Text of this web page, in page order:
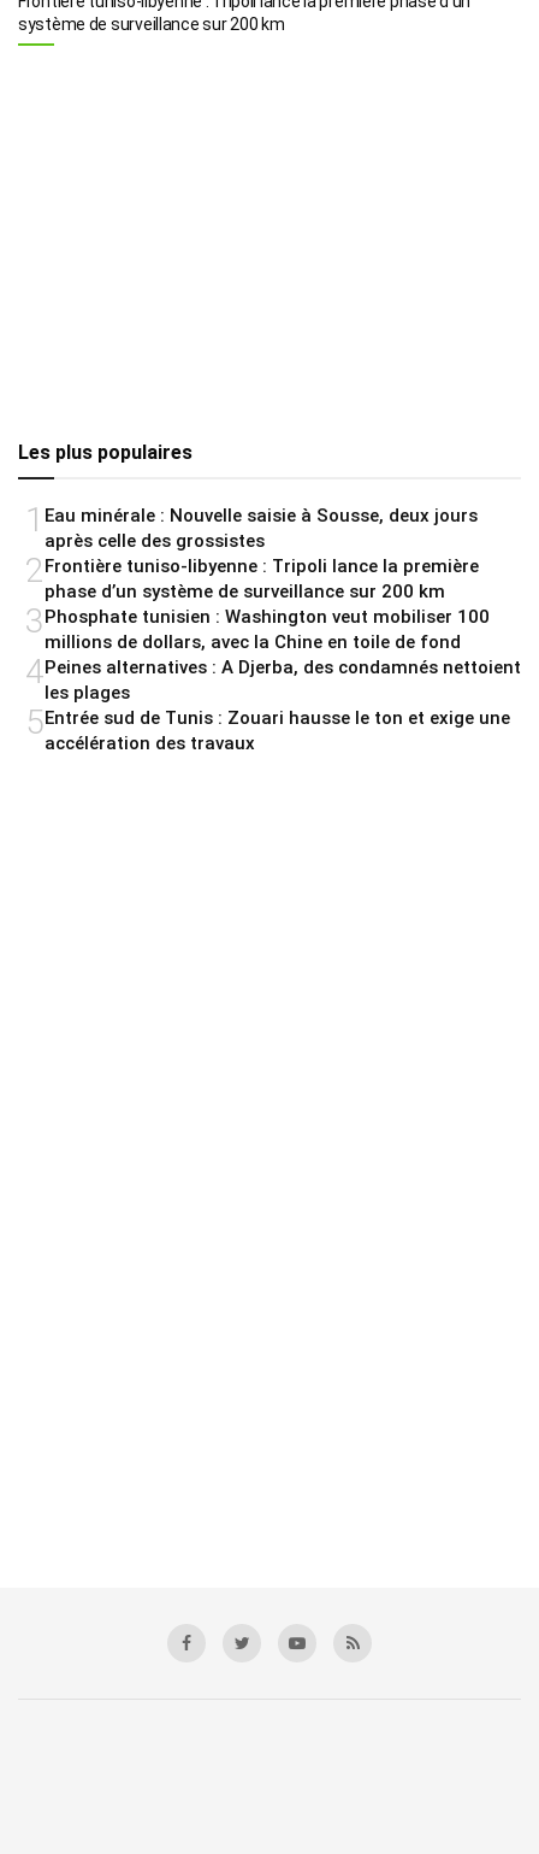
système de surveillance sur 200 km
Les plus populaires
1 Eau minérale : Nouvelle saisie à Sousse, deux jours
après celle des grossistes
2Frontière tuniso-libyenne : Tripoli lance la première
phase d’un système de surveillance sur 200 km
3Phosphate tunisien : Washington veut mobiliser 100
millions de dollars, avec la Chine en toile de fond
4Peines alternatives : A Djerba, des condamnés nettoient
les plages
5Entrée sud de Tunis : Zouari hausse le ton et exige une
accélération des travaux